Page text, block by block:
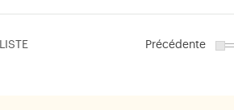
Précédente